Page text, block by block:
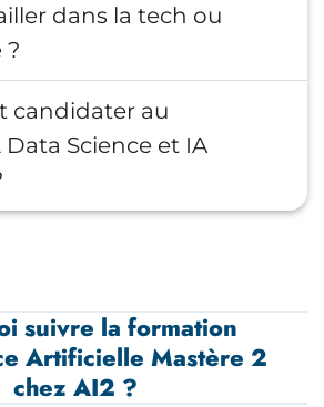
dans la tech ou
?
candidater au
Data Science et IA
suivre la formation
Artificielle Mastère 2
chez AI2 ?